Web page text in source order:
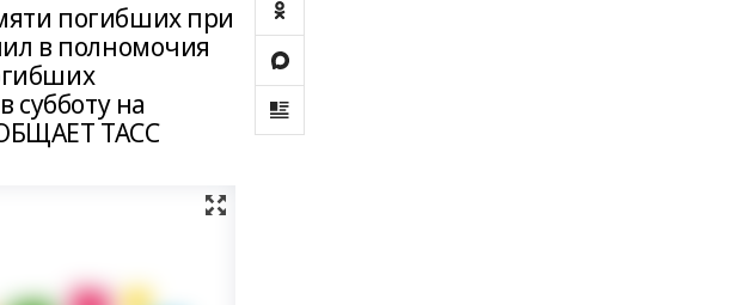
погибших при
в полномочия
субботу на
ТАСС